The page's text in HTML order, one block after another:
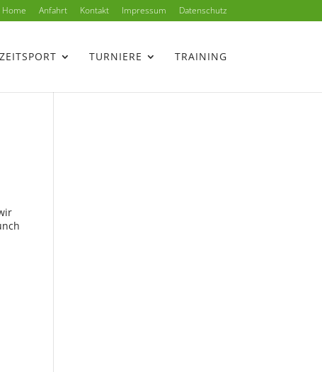
Home Anfahrt Kontakt Impressum Datenschutz
TURNIERE TRAINING